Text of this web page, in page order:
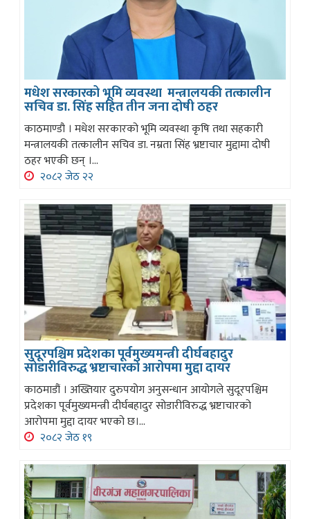
मधेश सरकारको भूमि व्यवस्था मन्त्रालयकी तत्कालीन
सचिव डा. सिंह सहित तीन जना दोषी ठहर
काठमाण्डौ । मधेश सरकारको भूमि व्यवस्था कृषि तथा सहकारी
मन्त्रालयकी तत्कालीन सचिव डा. नम्रता सिंह भ्रष्टाचार मुद्दामा दोषी
ठहर भएकी छन् ।...
२०८२ जेठ २२
सुदूरपश्चिम प्रदेशका पूर्वमुख्यमन्त्री दीर्घबहादुर
सोडारीविरुद्ध भ्रष्टाचारको आरोपमा मुद्दा दायर
काठमाडौं । अख्तियार दुरुपयोग अनुसन्धान आयोगले सुदूरपश्चिम
प्रदेशका पूर्वमुख्यमन्त्री दीर्घबहादुर सोडारीविरुद्ध भ्रष्टाचारको
आरोपमा मुद्दा दायर भएको छ।...
२०८२ जेठ १९